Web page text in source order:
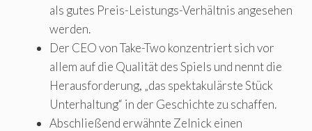
als gutes Preis-Leistungs-Verhältnis angesehen
werden.
Der CEO von Take-Two konzentriert sich vor
allem auf die Qualität des Spiels und nennt die
Herausforderung, „das spektakulärste Stück
Unterhaltung“ in der Geschichte zu schaffen.
Abschließend erwähnte Zelnick einen